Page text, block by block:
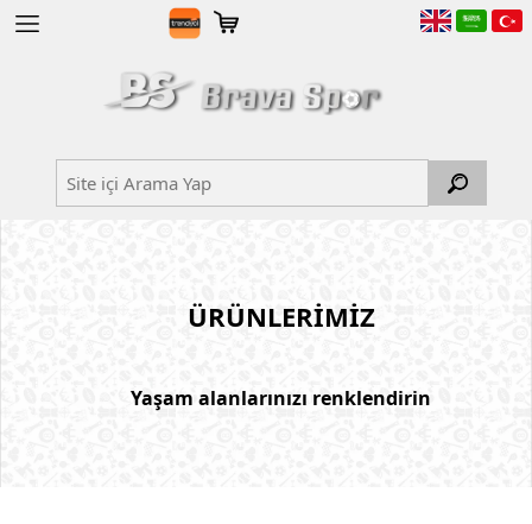
ÜRÜNLERİMİZ
Yaşam alanlarınızı renklendirin